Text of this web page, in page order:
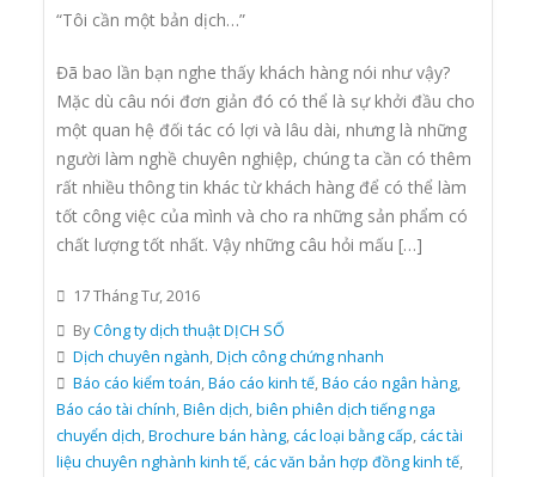
“Tôi cần một bản dịch…”
Đã bao lần bạn nghe thấy khách hàng nói như vậy?
Mặc dù câu nói đơn giản đó có thể là sự khởi đầu cho
một quan hệ đối tác có lợi và lâu dài, nhưng là những
người làm nghề chuyên nghiệp, chúng ta cần có thêm
rất nhiều thông tin khác từ khách hàng để có thể làm
tốt công việc của mình và cho ra những sản phẩm có
chất lượng tốt nhất. Vậy những câu hỏi mấu […]
17 Tháng Tư, 2016
ByCông ty dịch thuật DỊCH SỐ
Dịch chuyên ngành,Dịch công chứng nhanh
Báo cáo kiểm toán,Báo cáo kinh tế,Báo cáo ngân hàng,
Báo cáo tài chính,Biên dịch,biên phiên dịch tiếng nga
chuyển dịch,Brochure bán hàng,các loại bằng cấp,các tài
liệu chuyên nghành kinh tế,các văn bản hợp đồng kinh tế,